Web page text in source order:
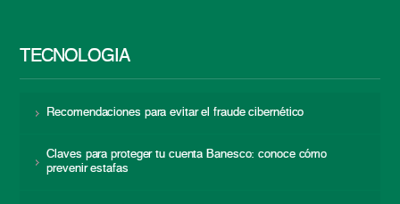
TECNOLOGÍA
Recomendaciones para evitar el fraude cibernético
Claves para proteger tu cuenta Banesco: conoce cómo
prevenir estafas